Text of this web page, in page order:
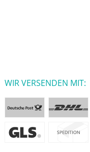
WIR VERSENDEN MIT: